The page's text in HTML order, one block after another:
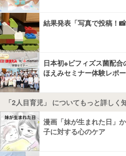
結果発表「写真で投稿！
日本初※ビフィズス菌配
ほえみセミナー体験レポ
「2人目育児」 についてもっと詳しく
漫画「妹が生まれた日」
子に対する心のケア